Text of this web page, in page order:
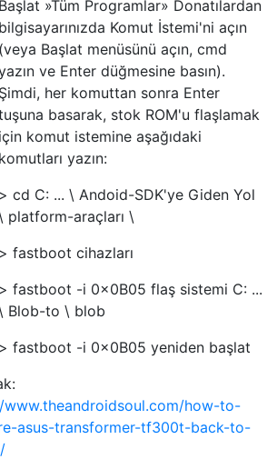
Başlat »Tüm Programlar» Donatılardan
bilgisayarınızda Komut İstemi'ni açın
(veya Başlat menüsünü açın, cmd
ve Enter düğmesine basın).
Şimdi, her komuttan sonra Enter
basarak, stok ROM'u flaşlamak
için komut istemine aşağıdaki
komutları yazın:
> cd C: ... \ Andoid-SDK'ye Giden Yol
platform-araçları \
> fastboot cihazları
> fastboot -i 0x0B05 flaş sistemi C: ...
Blob-to \ blob
> fastboot -i 0x0B05 yeniden başlat
how-to-
asus-transformer-tf300t-back-to-